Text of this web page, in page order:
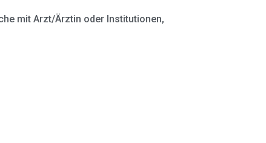
mit Arzt/Ärztin oder Institutionen,